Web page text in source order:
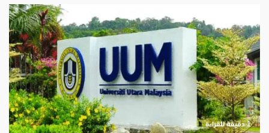
‫1 دقيقة للقراءة